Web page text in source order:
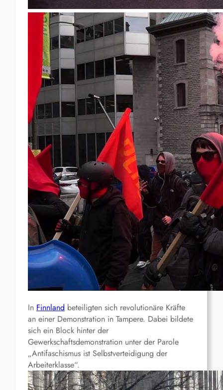
In Finnland beteiligten sich revolutionäre Kräfte
an einer Demonstration in Tampere. Dabei bildete
sich ein Block hinter der
Gewerkschaftsdemonstration unter der Parole
„Antifaschismus ist Selbstverteidigung der
Arbeiterklasse“.